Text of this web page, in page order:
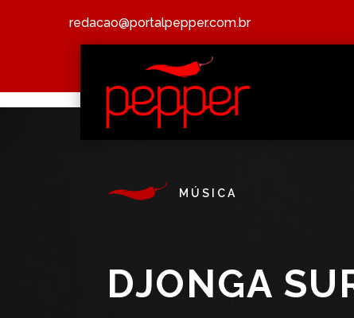
redacao@portalpepper.com.br
MÚSICA
DJONGA